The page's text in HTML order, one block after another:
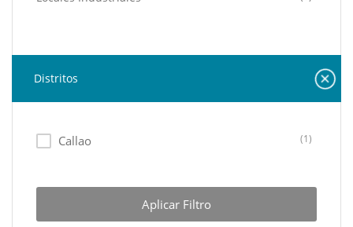
Distritos
Callao (1)
Aplicar Filtro